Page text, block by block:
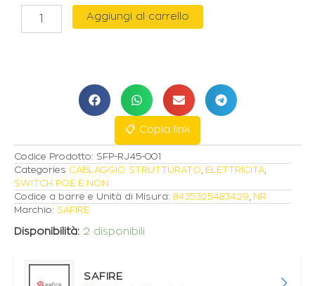
MODULO
Aggiungi al carrello
📋 Copia link
Codice Prodotto: SFP-RJ45-001
Categories CABLAGGIO STRUTTURATO, ELETTRICITÀ,
SWITCH POE E NON
Codice a barre e Unità di Misura: 8435325483429, NR
Marchio: SAFIRE
Disponibilità: 2 disponibili
SAFIRE